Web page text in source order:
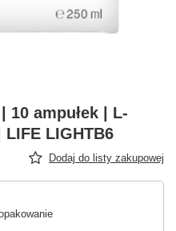
10 ampułek | L-
LIGHTB6
Dodaj do listy zakupowej